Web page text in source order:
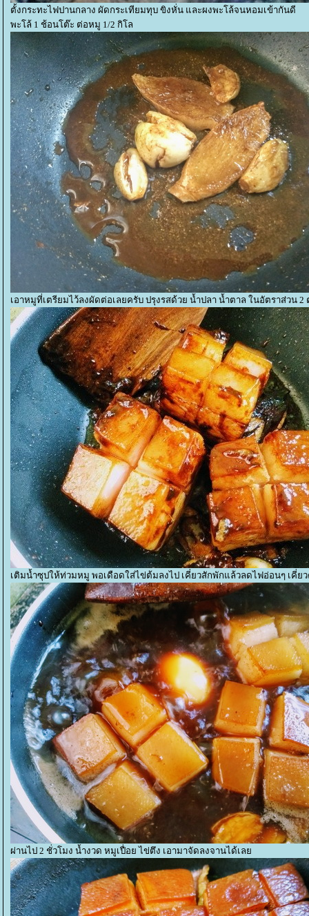
ตั้งกระทะไฟปานกลาง ผัดกระเทียมทุบ ขิงหั่น และผงพะโล้จนหอมเข้ากันดี
พะโล้ 1 ช้อนโต๊ะ ต่อหมู 1/2 กิโล
เอาหมูที่เตรียมไว้ลงผัดต่อเลยครับ ปรุงรสด้วย น้ำปลา น้ำตาล ในอัตราส่วน
เติมน้ำซุปให้ท่วมหมู พอเดือดใส่ไข่ต้มลงไป เคี่ยวสักพักแล้วลดไฟอ่อนๆ เคี่ยว
ผ่านไป 2 ชั่วโมง น้ำงวด หมูเปื่อย ไข่ตึง เอามาจัดลงจานได้เล